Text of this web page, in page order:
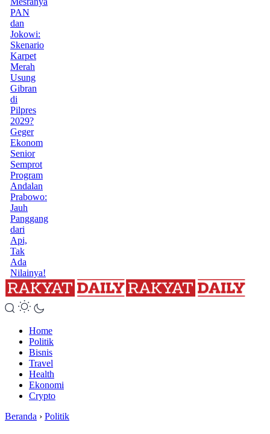
PAN
dan
Jokowi:
Skenario
Karpet
Merah
Usung
Gibran
di
Pilpres
2029?
Geger
Ekonom
Senior
Semprot
Program
Andalan
Prabowo:
Jauh
Panggang
dari
Api,
Tak
Ada
Nilainya!
Home
Politik
Bisnis
Travel
Health
Ekonomi
Crypto
Beranda › Politik